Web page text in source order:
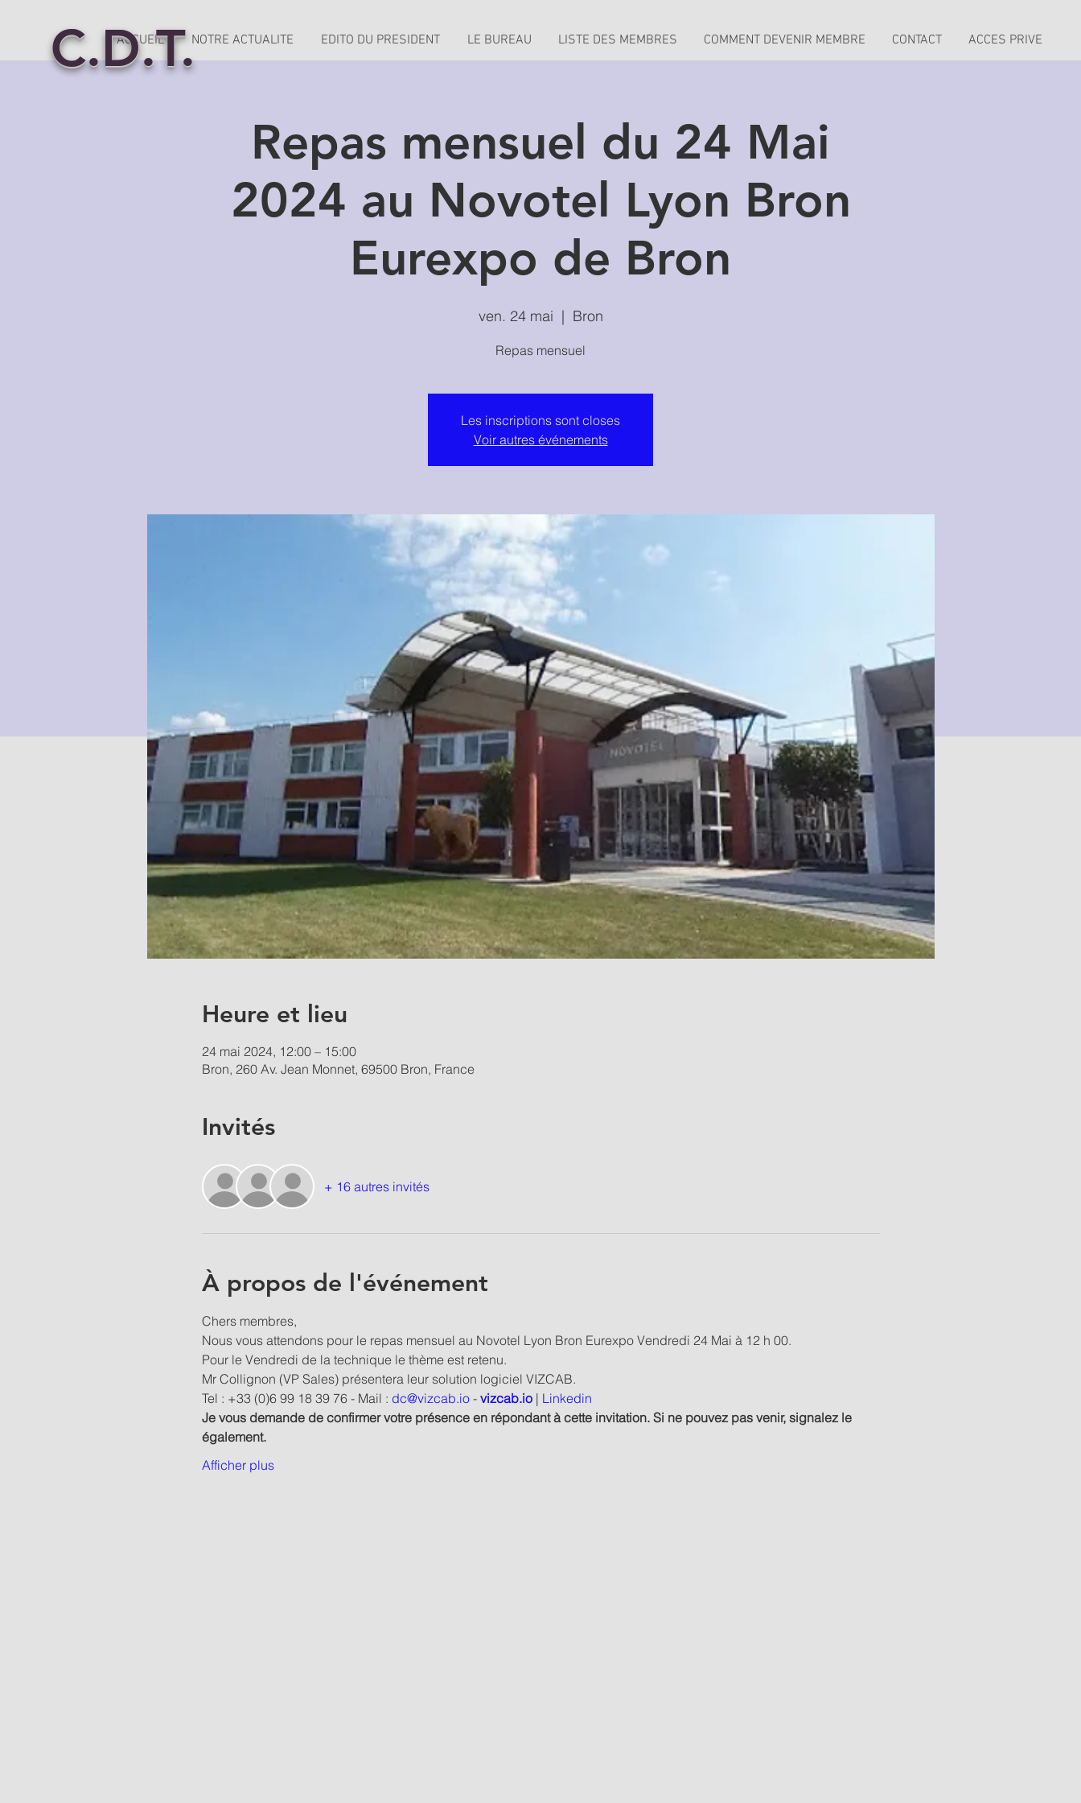
C.D.T.
ACCUEIL NOTRE ACTUALITE EDITO DU PRESIDENT LE BUREAU LISTE DES MEMBRES COMMENT DEVENIR MEMBRE CONTACT ACCES PRIVE
Repas mensuel du 24 Mai
2024 au Novotel Lyon Bron
Eurexpo de Bron
ven. 24 mai
  |
Bron
Repas mensuel
Les inscriptions sont closes
Voir autres événements
Heure et lieu
24 mai 2024, 12:00 – 15:00
Bron, 260 Av. Jean Monnet, 69500 Bron, France
Invités
+ 16 autres invités
À propos de l'événement
Chers membres,
Nous vous attendons pour le repas mensuel au Novotel Lyon Bron Eurexpo Vendredi 24 Mai à 12 h 00.
Pour le Vendredi de la technique le thème est retenu.
Mr Collignon (VP Sales) présentera leur solution logiciel VIZCAB.
Tel : +33 (0)6 99 18 39 76 - Mail : dc@vizcab.io - vizcab.io | Linkedin
Je vous demande de confirmer votre présence en répondant à cette invitation. Si ne pouvez pas venir, signalez le
également.
Afficher plus